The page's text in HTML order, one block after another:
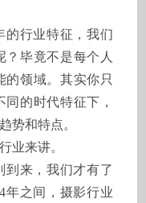
的行业特征，我们
毕竟不是每个人
的领域。其实你只
的时代特征下，
势和特点。
业来讲。
到来，我们才有了
年之间，摄影行业